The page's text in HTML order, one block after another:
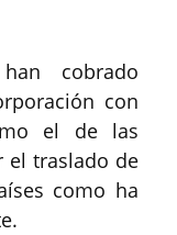
cobrado
con
el de las
el traslado de
como ha